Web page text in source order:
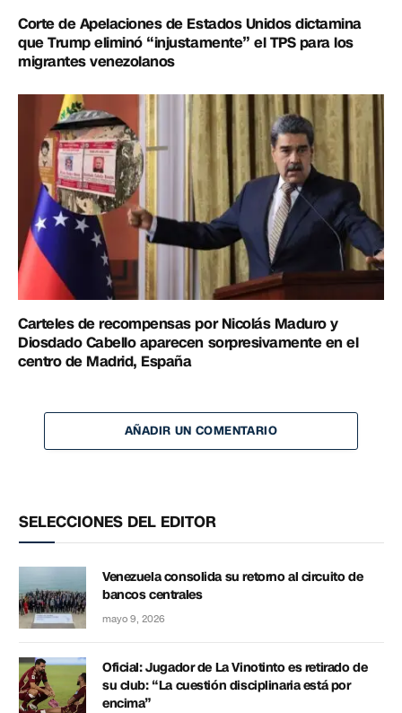
Corte de Apelaciones de Estados Unidos dictamina
que Trump eliminó “injustamente” el TPS para los
migrantes venezolanos
Carteles de recompensas por Nicolás Maduro y
Diosdado Cabello aparecen sorpresivamente en el
centro de Madrid, España
AÑADIR UN COMENTARIO
SELECCIONES DEL EDITOR
Venezuela consolida su retorno al circuito de
bancos centrales
mayo 9, 2026
Oficial: Jugador de La Vinotinto es retirado de
su club: “La cuestión disciplinaria está por
encima”